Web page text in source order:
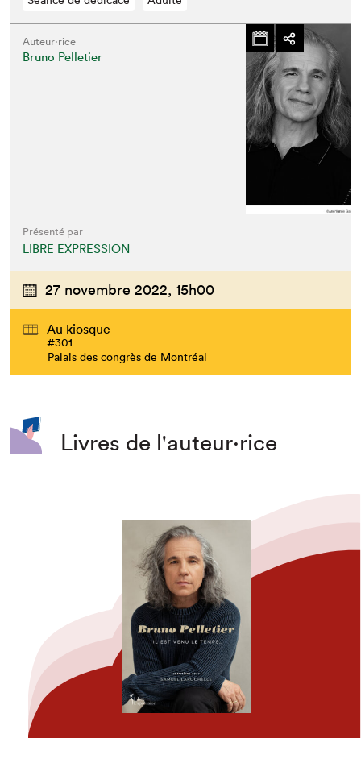
Auteur·rice
Bruno Pelletier
Présenté par
LIBRE EXPRESSION
27 novembre 2022, 15h00
Au kiosque
#301
Palais des congrès de Montréal
Livres de l'auteur·rice